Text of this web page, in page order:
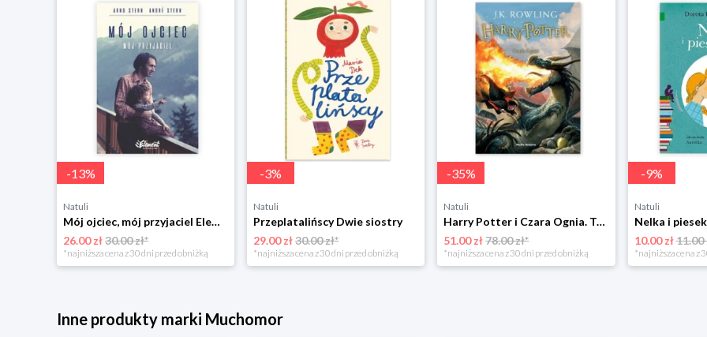
-13%
Natuli
Mój ojciec, mój przyjaciel Element
26.00 zł30.00 zł*
*najniższa cena z 30 dni przed obniżką
-3%
Natuli
Przeplatalińscy Dwie siostry
29.00 zł30.00 zł*
*najniższa cena z 30 dni przed obniżką
-35%
Natuli
Harry Potter i Czara Ognia. Tom 4 Media rodzina
51.00 zł78.00 zł*
*najniższa cena z 30 dni przed obniżką
-9%
Natuli
10.00 zł11.00
*najniższa cena z
Inne produkty marki Muchomor